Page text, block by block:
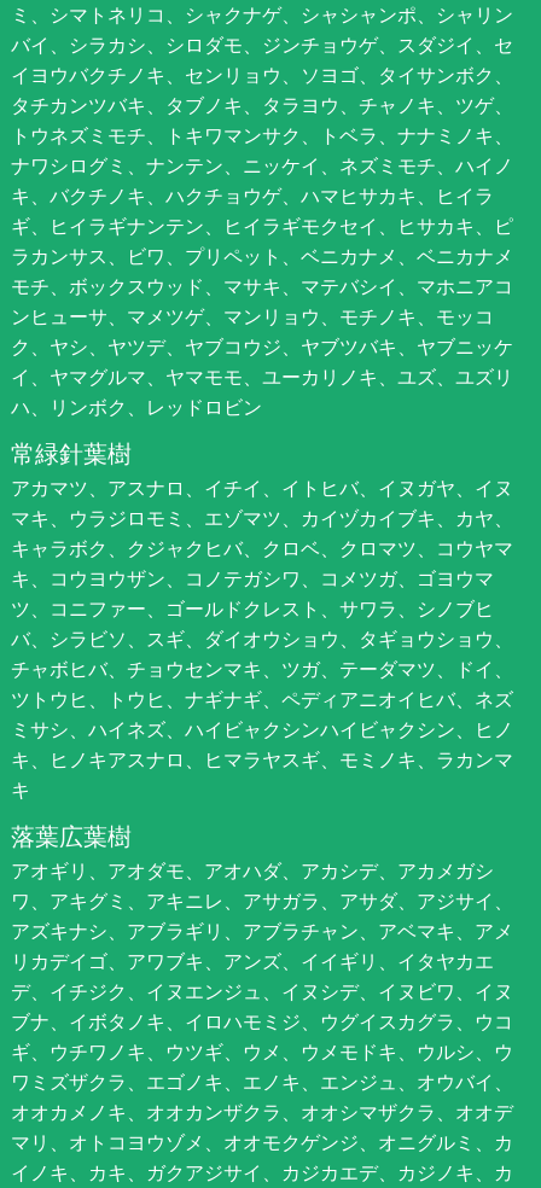
ミ、シマトネリコ、シャクナゲ、シャシャンポ、シャリン
バイ、シラカシ、シロダモ、ジンチョウゲ、スダジイ、セ
イヨウバクチノキ、センリョウ、ソヨゴ、タイサンボク、
タチカンツバキ、タブノキ、タラヨウ、チャノキ、ツゲ、
トウネズミモチ、トキワマンサク、トベラ、ナナミノキ、
ナワシログミ、ナンテン、ニッケイ、ネズミモチ、ハイノ
キ、バクチノキ、ハクチョウゲ、ハマヒサカキ、ヒイラ
ギ、ヒイラギナンテン、ヒイラギモクセイ、ヒサカキ、ピ
ラカンサス、ビワ、プリペット、ベニカナメ、ベニカナメ
モチ、ボックスウッド、マサキ、マテバシイ、マホニアコ
ンヒューサ、マメツゲ、マンリョウ、モチノキ、モッコ
ク、ヤシ、ヤツデ、ヤブコウジ、ヤブツバキ、ヤブニッケ
イ、ヤマグルマ、ヤマモモ、ユーカリノキ、ユズ、ユズリ
ハ、リンボク、レッドロビン
常緑針葉樹
アカマツ、アスナロ、イチイ、イトヒバ、イヌガヤ、イヌ
マキ、ウラジロモミ、エゾマツ、カイヅカイブキ、カヤ、
キャラボク、クジャクヒバ、クロベ、クロマツ、コウヤマ
キ、コウヨウザン、コノテガシワ、コメツガ、ゴヨウマ
ツ、コニファー、ゴールドクレスト、サワラ、シノブヒ
バ、シラビソ、スギ、ダイオウショウ、タギョウショウ、
チャボヒバ、チョウセンマキ、ツガ、テーダマツ、ドイ、
ツトウヒ、トウヒ、ナギナギ、ペディアニオイヒバ、ネズ
ミサシ、ハイネズ、ハイビャクシンハイビャクシン、ヒノ
キ、ヒノキアスナロ、ヒマラヤスギ、モミノキ、ラカンマ
キ
落葉広葉樹
アオギリ、アオダモ、アオハダ、アカシデ、アカメガシ
ワ、アキグミ、アキニレ、アサガラ、アサダ、アジサイ、
アズキナシ、アブラギリ、アブラチャン、アベマキ、アメ
リカデイゴ、アワブキ、アンズ、イイギリ、イタヤカエ
デ、イチジク、イヌエンジュ、イヌシデ、イヌビワ、イヌ
ブナ、イボタノキ、イロハモミジ、ウグイスカグラ、ウコ
ギ、ウチワノキ、ウツギ、ウメ、ウメモドキ、ウルシ、ウ
ワミズザクラ、エゴノキ、エノキ、エンジュ、オウバイ、
オオカメノキ、オオカンザクラ、オオシマザクラ、オオデ
マリ、オトコヨウゾメ、オオモクゲンジ、オニグルミ、カ
イノキ、カキ、ガクアジサイ、カジカエデ、カジノキ、カ